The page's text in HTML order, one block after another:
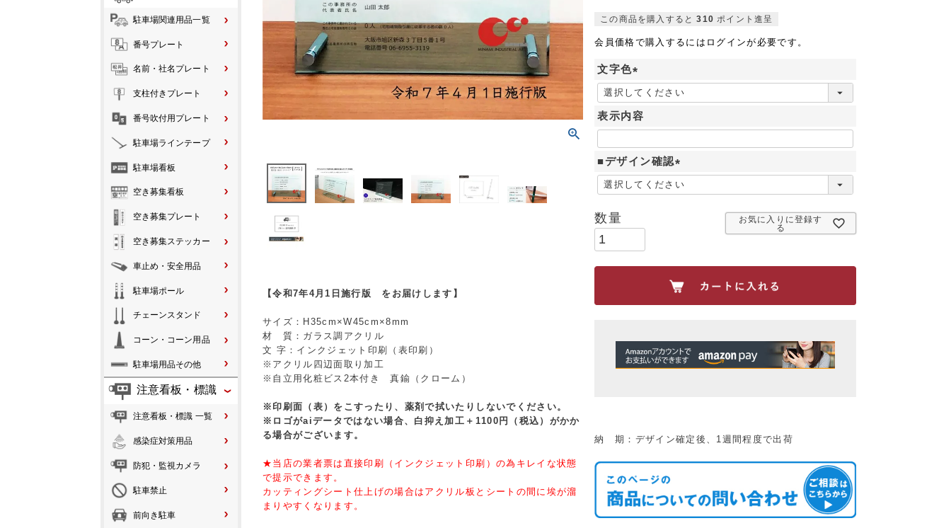
駐車場関連用品一覧
番号プレート
名前・社名プレート
支柱付きプレート
番号吹付用プレート
駐車場ラインテープ
駐車場看板
空き募集看板
空き募集プレート
空き募集ステッカー
車止め・安全用品
駐車場ポール
チェーンスタンド
コーン・コーン用品
駐車場用品その他
注意看板・標識
注意看板・標識 一覧
感染症対策用品
防犯・監視カメラ
駐車禁止
前向き駐車
【令和7年4月1日施行版 をお届けします】
サイズ：H35cm×W45cm×8mm
材 質：ガラス調アクリル
文 字：インクジェット印刷（表印刷）
※アクリル四辺面取り加工
※自立用化粧ビス2本付き 真鍮（クローム）
※印刷面（表）をこすったり、薬剤で拭いたりしないでください。
※ロゴがaiデータではない場合、白抑え加工＋1100円（税込）がかか
る場合がございます。
★当店の業者票は直接印刷（インクジェット印刷）の為キレイな状態
で提示できます。
カッティングシート仕上げの場合はアクリル板とシートの間に埃が溜
まりやすくなります。
この商品を購入すると 310 ポイント進呈
会員価格で購入するにはログインが必要です。
文字色
(
必
須
表示内容
■デザイン確認
(
必
お気に入りに登録す
る
納 期：デザイン確定後、1週間程度で出荷